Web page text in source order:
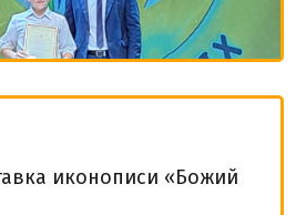
иконописи «Божий